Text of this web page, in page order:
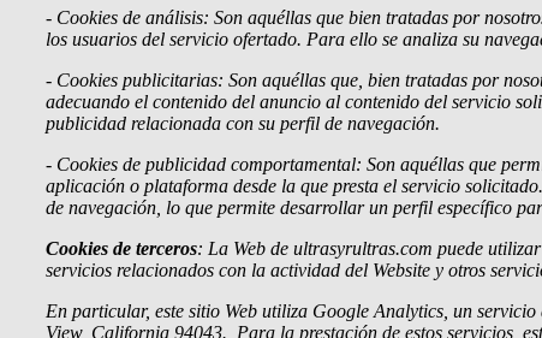
- Cookies de análisis: Son aquéllas que bien tratadas por
los usuarios del servicio ofertado. Para ello se analiza su
- Cookies publicitarias: Son aquéllas que, bien tratadas por
adecuando el contenido del anuncio al contenido del servicio
publicidad relacionada con su perfil de navegación.
- Cookies de publicidad comportamental: Son aquéllas que
aplicación o plataforma desde la que presta el servicio
de navegación, lo que permite desarrollar un perfil específico
Cookies de terceros: La Web de ultrasyrultras.com puede
servicios relacionados con la actividad del Website y otros
En particular, este sitio Web utiliza Google Analytics, un
View, California 94043. Para la prestación de estos servicios,